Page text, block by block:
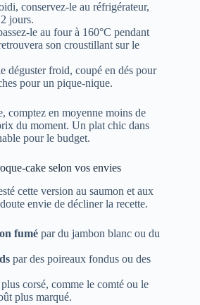
conservez-le au réfrigérateur,
jours.
le au four à 160°C pendant
son croustillant sur le
déguster froid, coupé en dés pour
pour un pique-nique.
comptez en moyenne moins de
du moment. Un plat chic dans
pour le budget.
cake selon vos envies
cette version au saumon et aux
envie de décliner la recette.
fumé par du jambon blanc ou du
par des poireaux fondus ou des
corsé, comme le comté ou le
plus marqué.